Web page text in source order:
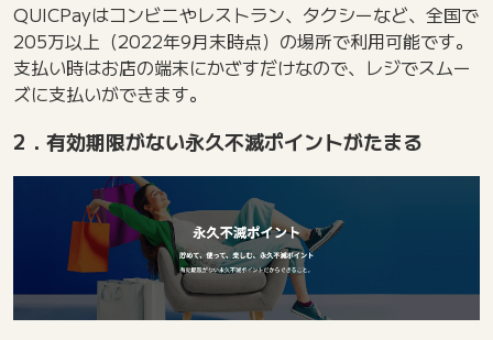
QUICPayはコンビニやレストラン、タクシーなど、全国で
205万以上（2022年9月末時点）の場所で利用可能です。
支払い時はお店の端末にかざすだけなので、レジでスムー
ズに支払いができます。
2．有効期限がない永久不滅ポイントがたまる